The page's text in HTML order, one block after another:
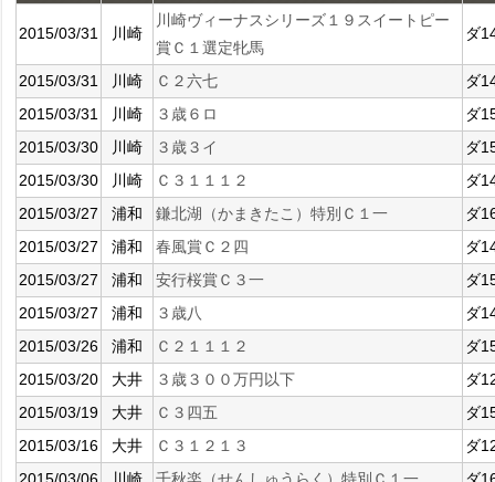
2015/03/31 川崎
川崎ヴィーナスシリーズ１９スイートピー
賞Ｃ１選定牝馬
ダ
2015/03/31 川崎 Ｃ２六七
ダ
2015/03/31
川崎 ３歳６ロ
ダ
2015/03/30
川崎 ３歳３イ
ダ
2015/03/30
川崎 Ｃ３１１１２
ダ
2015/03/27
浦和 鎌北湖（かまきたこ）特別Ｃ１一
ダ
2015/03/27
浦和 春風賞Ｃ２四
ダ
2015/03/27
浦和 安行桜賞Ｃ３一
ダ
2015/03/27
浦和 ３歳八
ダ
2015/03/26
浦和 Ｃ２１１１２
ダ
2015/03/20
大井 ３歳３００万円以下
ダ
2015/03/19
大井 Ｃ３四五
ダ
2015/03/16
大井 Ｃ３１２１３
ダ